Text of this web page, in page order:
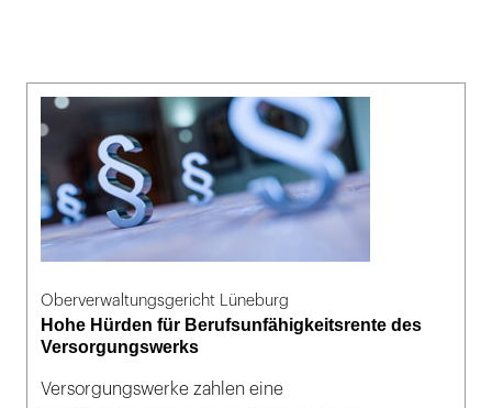
Oberverwaltungsgericht Lüneburg
Hohe Hürden für Berufsunfähigkeitsrente des
Versorgungswerks
Versorgungswerke zahlen eine